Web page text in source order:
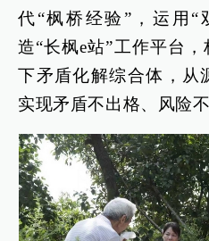
代“枫桥经验”，运用“
造“长枫e站”工作平台
下矛盾化解综合体，从
实现矛盾不出格、风险不